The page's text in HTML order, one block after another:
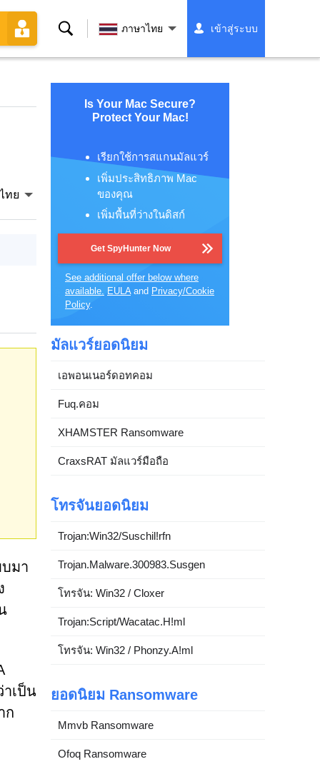
ค้นหา ภาษาไทย เข้าสู่ระบบ
ทย
มา
เป็น
ก
Is Your Mac Secure?
Protect Your Mac!
เรียกใช้การสแกนมัลแวร์
เพิ่มประสิทธิภาพ Mac
ของคุณ
เพิ่มพื้นที่ว่างในดิสก์
Get SpyHunter Now
See additional offer below where
available. EULAand Privacy/Cookie
Policy.
มัลแวร์ยอดนิยม
เอพอนเนอร์ดอทคอม
Fuq.คอม
XHAMSTER Ransomware
CraxsRAT มัลแวร์มือถือ
โทรจันยอดนิยม
Trojan:Win32/Suschil!rfn
Trojan.Malware.300983.Susgen
โทรจัน: Win32 / Cloxer
Trojan:Script/Wacatac.H!ml
โทรจัน: Win32 / Phonzy.A!ml
ยอดนิยม Ransomware
Mmvb Ransomware
Ofoq Ransomware